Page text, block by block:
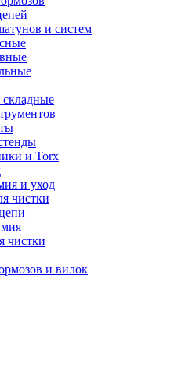
и систем
и Torx
и уход
чистки
чистки
и вилок